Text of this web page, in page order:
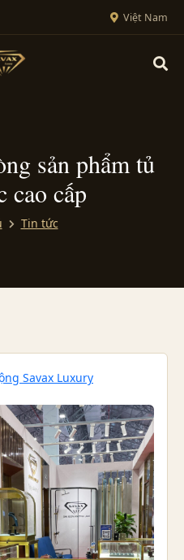
Việt Nam
sản phẩm tủ
cao cấp
Tin tức
Savax Luxury